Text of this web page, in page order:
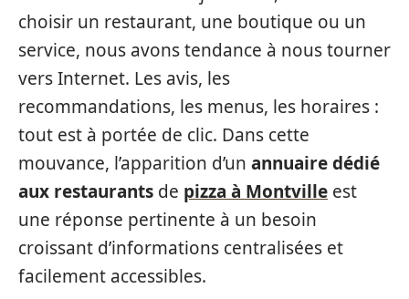
choisir un restaurant, une boutique ou un
service, nous avons tendance à nous tourner
vers Internet. Les avis, les
recommandations, les menus, les horaires :
tout est à portée de clic. Dans cette
mouvance, l’apparition d’un annuaire dédié
aux restaurants de pizza à Montville est
une réponse pertinente à un besoin
croissant d’informations centralisées et
facilement accessibles.